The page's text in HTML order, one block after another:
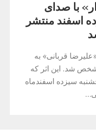
با صدای
اسفند منتشر
قربانی» به
شد. این اثر که
سیزده اسفندماه